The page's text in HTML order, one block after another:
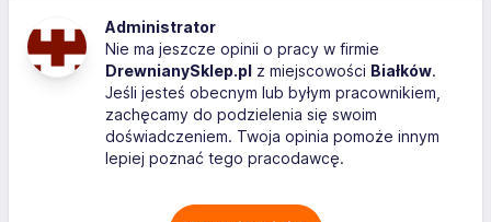
Administrator
Nie ma jeszcze opinii o pracy w firmie
DrewnianySklep.pl z miejscowości Białków.
Jeśli jesteś obecnym lub byłym pracownikiem,
zachęcamy do podzielenia się swoim
doświadczeniem. Twoja opinia pomoże innym
lepiej poznać tego pracodawcę.